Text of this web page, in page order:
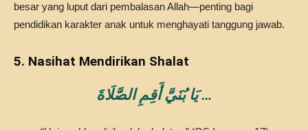
besar yang luput dari pembalasan Allah—penting bagi
pendidikan karakter anak untuk menghayati tanggung jawab.
5. Nasihat Mendirikan Shalat
يَا بُنَيَّ أَقِمِ الصَّلَاةَ …